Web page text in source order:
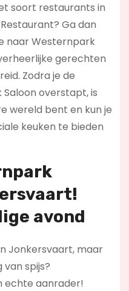
soort restaurants in
Ga dan
naar Westernpark
gerechten
Zodra je de
overstapt, is
wereld bent en kun je
keuken te bieden
avond
Jonkersvaart, maar
spijs?
echte aanrader!